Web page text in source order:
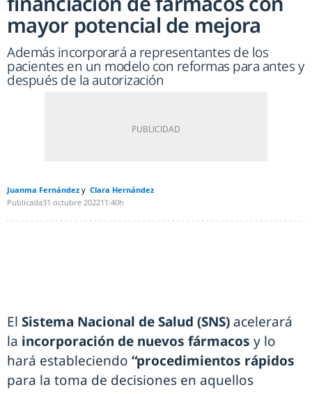
mayor potencial de mejora
Además incorporará a representantes de los
pacientes en un modelo con reformas para antes y
después de la autorización
Juanma Fernández
Clara Hernández
Publicada31 octubre 202211:40h
El Sistema Nacional de Salud (SNS) acelerará
la incorporación de nuevos fármacos y lo
hará estableciendo “procedimientos rápidos
para la toma de decisiones en aquellos